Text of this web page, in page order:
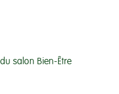
salon Bien-Être